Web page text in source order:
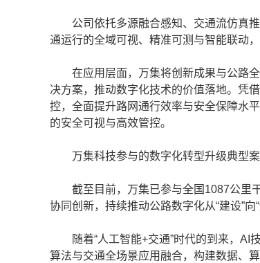
公司依托多源融合感知、交通流仿真推
通运行的全域可视、精准可测与智能联动
在应用层面，万集将创新成果与公路全
决方案，推动数字化技术的价值落地。凭
控，全面提升路网通行效率与安全保障水
的安全可视与高效管控。
万集科技参与的数字化转型升级典型案
截至目前，万集已参与全国1087公里干
协同创新，持续推动公路数字化从“建设”向
随着“人工智能+交通”时代的到来，AI
算法与交通全场景应用融合，构建数据、